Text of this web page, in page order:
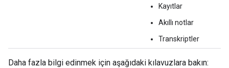
Kayıtlar
Akıllı notlar
Transkriptler
Daha fazla bilgi edinmek için aşağıdaki kılavuzlara bakın: